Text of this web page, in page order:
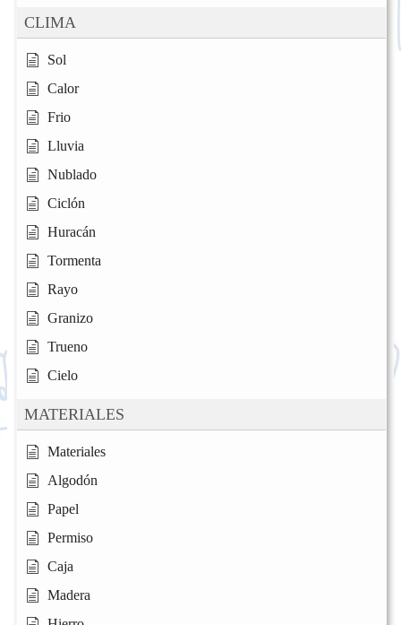
CLIMA
Sol
Calor
Frio
Lluvia
Nublado
Ciclón
Huracán
Tormenta
Rayo
Granizo
Trueno
Cielo
MATERIALES
Materiales
Algodón
Papel
Permiso
Caja
Madera